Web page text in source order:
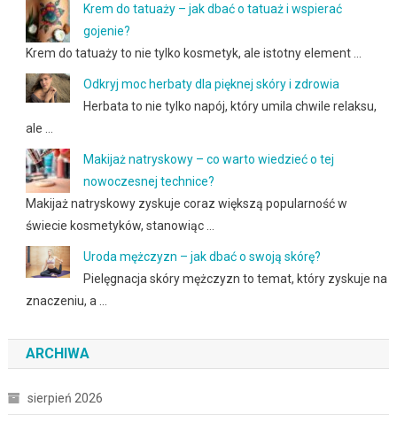
Krem do tatuaży – jak dbać o tatuaż i wspierać
gojenie?
Krem do tatuaży to nie tylko kosmetyk, ale istotny element …
Odkryj moc herbaty dla pięknej skóry i zdrowia
Herbata to nie tylko napój, który umila chwile relaksu,
ale …
Makijaż natryskowy – co warto wiedzieć o tej
nowoczesnej technice?
Makijaż natryskowy zyskuje coraz większą popularność w
świecie kosmetyków, stanowiąc …
Uroda mężczyzn – jak dbać o swoją skórę?
Pielęgnacja skóry mężczyzn to temat, który zyskuje na
znaczeniu, a …
ARCHIWA
sierpień 2026